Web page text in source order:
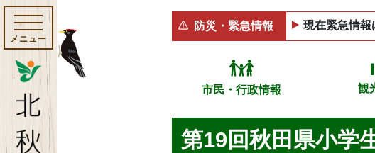
メニュー
防災・緊急情報 現在緊急情報
市民・行政情報 観
第19回秋田県小学